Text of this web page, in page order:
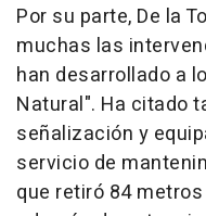
Por su parte, De la
muchas las
han desarrollado a
Natural". Ha citado
señalización y
servicio de
que retiró 84